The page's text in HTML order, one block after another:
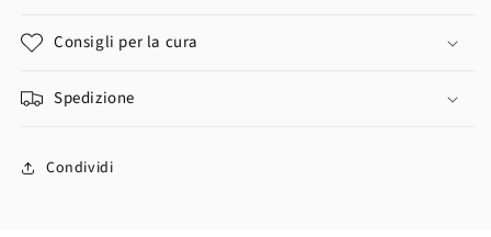
Consigli per la cura
Spedizione
Condividi